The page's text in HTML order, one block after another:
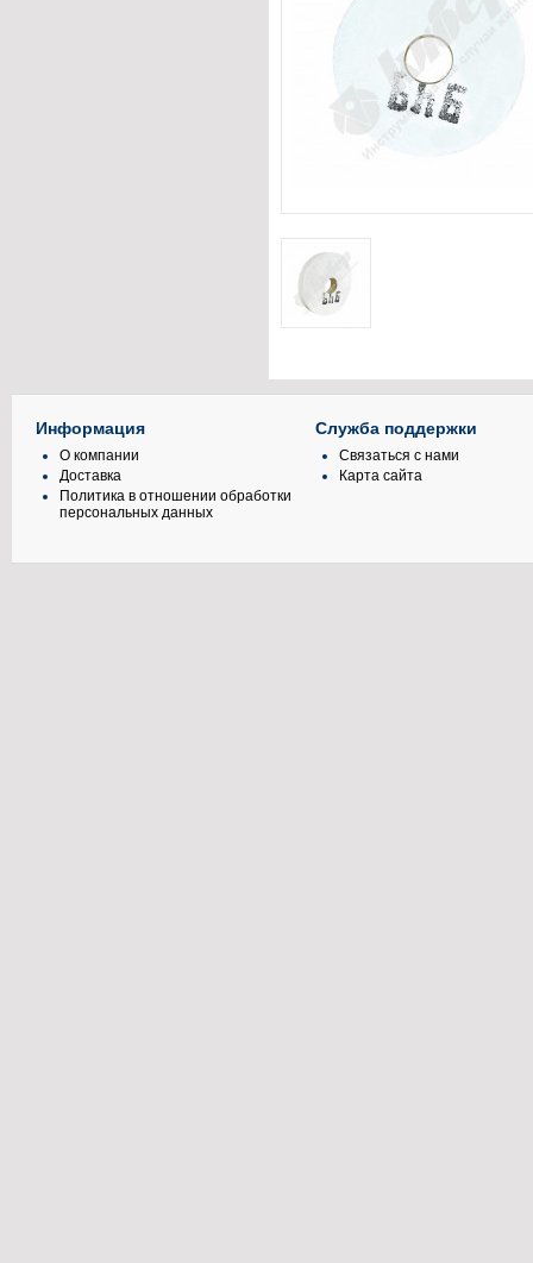
Информация
О компании
Доставка
Политика в отношении обработки
персональных данных
Служба поддержки
Связаться с нами
Карта сайта